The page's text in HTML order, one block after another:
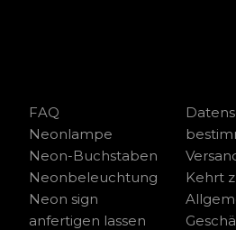
FAQ
Neonlampe
Neon-Buchstaben
Neonbeleuchtung
Neon sign
anfertigen lassen
Kehrt